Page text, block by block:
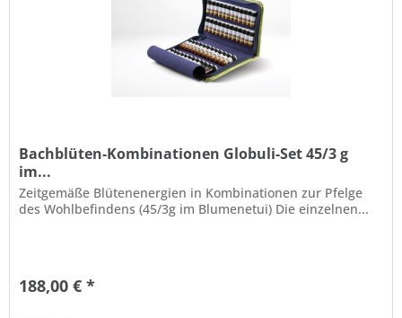
Bachblüten-Kombinationen Globuli-Set 45/3 g
im...
Zeitgemäße Blütenenergien in Kombinationen zur Pfelge
des Wohlbefindens (45/3g im Blumenetui) Die einzelnen...
188,00 € *